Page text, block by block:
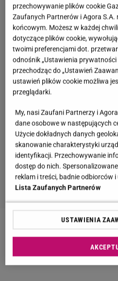
Zobacz wideoCzy powódź
roku może się powtórzyć?
Sebastianem Szklarkiem
przechowywanie plików cookie
Zaufanych Partnerów i Agora S.A.
końcowym. Możesz w każdej
dotyczące plików cookie,
twoimi preferencjami dot.
odnośnik „Ustawienia prywatności
przechodząc do „Ustawień
ustawień plików cookie możliwa
przeglądarki.
My, nasi Zaufani Partnerzy i
dane osobowe w następujących
Użycie dokładnych danych
skanowanie charakterystyki
identyfikacji. Przechowywanie
dostęp do nich.
reklam i treści, badnie odbiorców i
Lista Zaufanych Partnerów
USTAWIENIA